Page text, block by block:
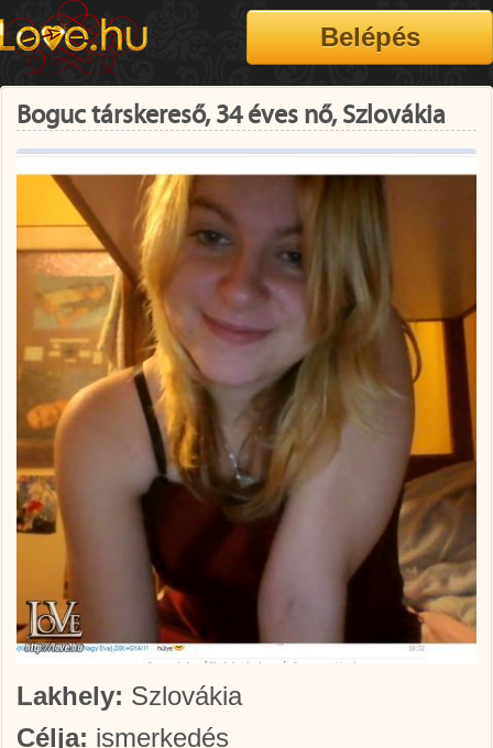
Boguc társkereső, 34 éves nő, Szlovákia
Lakhely: Szlovákia
Célja: ismerkedés